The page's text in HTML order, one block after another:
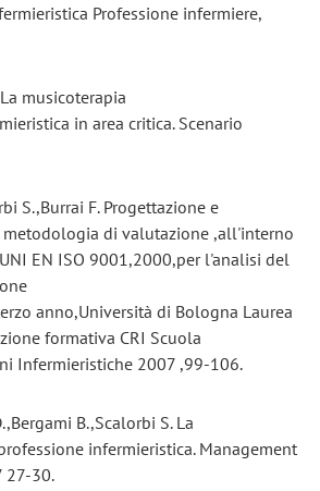
Professione infermiere,
musicoterapia
in area critica. Scenario
S.,Burrai F. Progettazione e
di valutazione ,all'interno
EN ISO 9001,2000,per l'analisi del
anno,Università di Bologna Laurea
formativa CRI Scuola
Infermieristiche 2007 ,99-106.
B.,Scalorbi S. La
infermieristica. Management
27-30.